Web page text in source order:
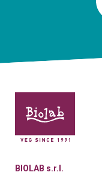
BIOLAB s.r.l.